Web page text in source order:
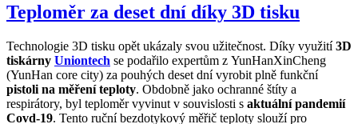
Teploměr za deset dní díky 3D tisku
Technologie 3D tisku opět ukázaly svou užitečnost. Díky využití3D
tiskárny Uniontech se podařilo expertům z YunHanXinCheng
(YunHan core city) za pouhých deset dní vyrobit plně funkční
pistoli na měření teploty. Obdobně jako ochranné štíty a
respirátory, byl teploměr vyvinut v souvislosti s aktuální pandemií
Covd-19. Tento ruční bezdotykový měřič teploty slouží pro